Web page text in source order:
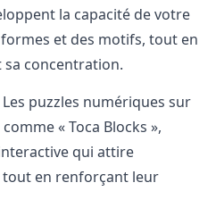
la capacité de votre
et des motifs, tout en
concentration.
Les puzzles numériques sur
« Toca Blocks »,
qui attire
tout en renforçant leur